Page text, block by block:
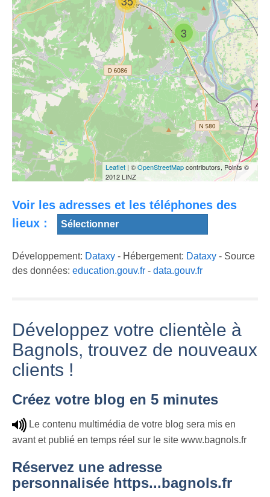
EEK A MOUSE |
Bagnols Reggae
Festival 2019 |
Full Live
Château de
Bagnols
Bagnols Reggae
Festival 2018
ALPHA
BLONDY - Live
at the 2018
Bagnols Reggae
Festival [Full
Show]
I JAH MAN LEVI
- Live Bagnols
Reggae Festival
2018
DEZARIE - Live
Bagnols Reggae
Festival 2018
3
Leaflet | ©OpenStreetMapcontributors, Points ©
2012 LINZ
Voir les adresses et les téléphones des
lieux :
Développement: Dataxy - Hébergement: Dataxy - Source
des données: education.gouv.fr - data.gouv.fr
Développez votre clientèle à
Bagnols, trouvez de nouveaux
clients !
Créez votre blog en 5 minutes
Le contenu multimédia de votre blog sera mis en
avant et publié en temps réel sur le site www.bagnols.fr
Réservez une adresse
personnalisée https...bagnols.fr